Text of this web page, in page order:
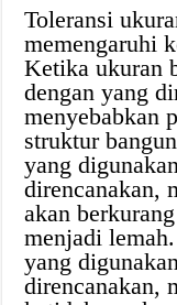
Toleransi
memengaruhi
Ketika ukuran
dengan yang
menyebabkan
struktur
yang
direncanakan,
akan
menjadi
yang
direncanakan,